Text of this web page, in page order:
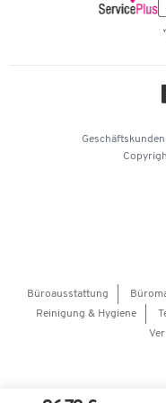
Büroausstattung
Reinigung & Hygiene